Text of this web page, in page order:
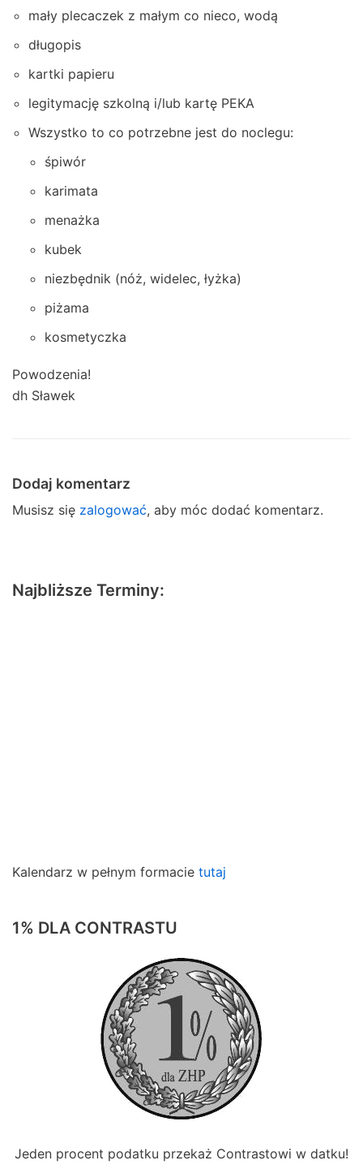
mały plecaczek z małym co nieco, wodą
długopis
kartki papieru
legitymację szkolną i/lub kartę PEKA
Wszystko to co potrzebne jest do noclegu:
śpiwór
karimata
menażka
kubek
niezbędnik (nóż, widelec, łyżka)
piżama
kosmetyczka
Powodzenia!
dh Sławek
Dodaj komentarz
Musisz się zalogować, aby móc dodać komentarz.
Najbliższe Terminy:
Kalendarz w pełnym formacie tutaj
1% DLA CONTRASTU
Jeden procent podatku przekaż Contrastowi w datku!